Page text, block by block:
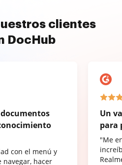
clientes
DocHub
con el menú y
navegar, hacer
Un
para
"Me